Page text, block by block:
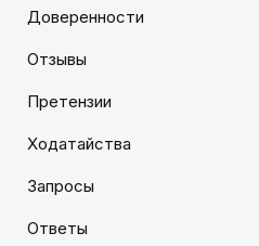
Доверенности
Отзывы
Претензии
Ходатайства
Запросы
Ответы